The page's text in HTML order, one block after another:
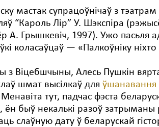
мастак супрацоўнічаў з
“Кароль Лір” У. Шэкспіра
А. Грышкевіч, 1997). Ужо пасьля
коласаўцаў — «Палкоўніку
з Віцебшчыны, Алесь Пушкін
шмат высілкаў дляўшанавання
тут, падчас фэста
ён быў некалькі разоў затрыманы
слаўную дату ў беларускай